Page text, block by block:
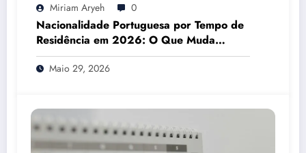
Miriam Aryeh 0
Nacionalidade Portuguesa por Tempo de
Residência em 2026: O Que Muda
Mesmo
Maio 29, 2026